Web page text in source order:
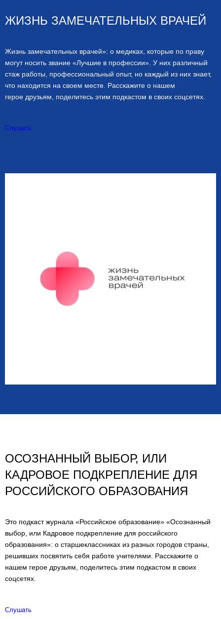
ЖИЗНЬ ЗАМЕЧАТЕЛЬНЫХ ВРАЧЕЙ
Жизнь замечательных врачей»: о медиках, которые по праву
могут носить звание «Лучшие в профессии». У них различный
стаж работы, профессиональный опыт, но каждый из них знает,
что находится на своем месте. Расскажите о нашем
герое друзьям, поделитесь этим подкастом в своих соцсетях.
Слушать
ОСОЗНАННЫЙ ВЫБОР, ИЛИ
КАДРОВОЕ ПОДКРЕПЛЕНИЕ ДЛЯ
РОССИЙСКОГО ОБРАЗОВАНИЯ
Это подкаст журнала «Российское образование» «Осознанный
выбор, или Кадровое подкрепление для российского
образования»: о старшеклассниках из разных городов страны,
решивших посвятить себя работе учителями. Расскажите о
нашем герое друзьям, поделитесь этим подкастом в своих
соцсетях.
Слушать